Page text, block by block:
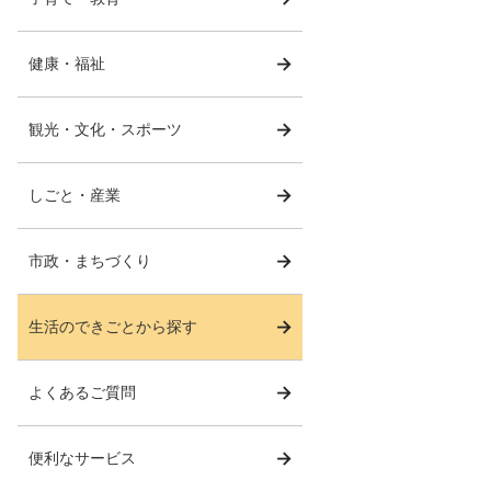
健康・福祉
観光・文化・スポーツ
しごと・産業
市政・まちづくり
生活のできごとから探す
よくあるご質問
便利なサービス